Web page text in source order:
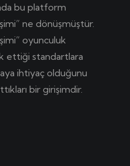
bu platform
ne dönüşmüştür.
oyunculuk
ettiği standartlara
ihtiyaç olduğunu
bir girişimdir.